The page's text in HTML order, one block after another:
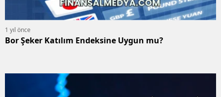
1 yıl önce
Bor Şeker Katılım Endeksine Uygun mu?